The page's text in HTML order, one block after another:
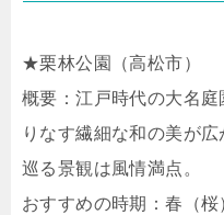
★栗林公園（高松市）
概要：江戸時代の大名
りなす繊細な和の美が
巡る景観は風情満点。
おすすめの時期：春（桜